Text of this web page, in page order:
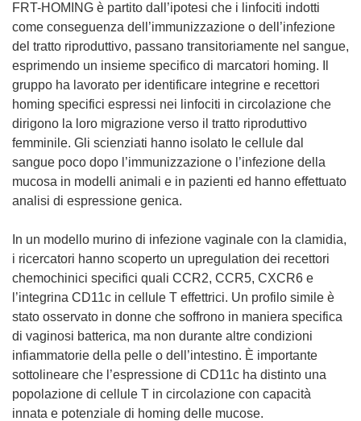
FRT-HOMING è partito dall’ipotesi che i linfociti indotti
come conseguenza dell’immunizzazione o dell’infezione
del tratto riproduttivo, passano transitoriamente nel sangue,
esprimendo un insieme specifico di marcatori homing. Il
gruppo ha lavorato per identificare integrine e recettori
homing specifici espressi nei linfociti in circolazione che
dirigono la loro migrazione verso il tratto riproduttivo
femminile. Gli scienziati hanno isolato le cellule dal
sangue poco dopo l’immunizzazione o l’infezione della
mucosa in modelli animali e in pazienti ed hanno effettuato
analisi di espressione genica.
In un modello murino di infezione vaginale con la clamidia,
i ricercatori hanno scoperto un upregulation dei recettori
chemochinici specifici quali CCR2, CCR5, CXCR6 e
l’integrina CD11c in cellule T effettrici. Un profilo simile è
stato osservato in donne che soffrono in maniera specifica
di vaginosi batterica, ma non durante altre condizioni
infiammatorie della pelle o dell’intestino. È importante
sottolineare che l’espressione di CD11c ha distinto una
popolazione di cellule T in circolazione con capacità
innata e potenziale di homing delle mucose.